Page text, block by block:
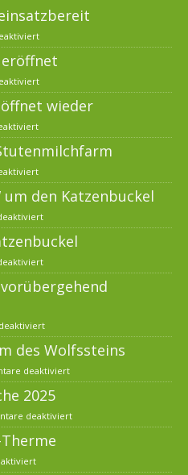
eröffnet
wieder
um den Katzenbuckel
des Wolfssteins
deaktiviert
2025
deaktiviert